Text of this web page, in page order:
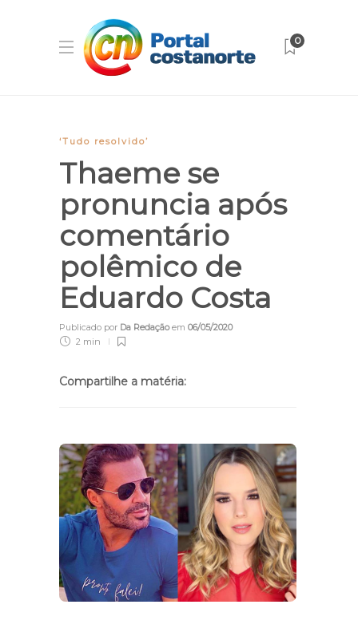
0
‘Tudo resolvido’
Thaeme se
pronuncia após
comentário
polêmico de
Eduardo Costa
Publicado por Da Redaçãoem 06/05/2020
2 min
Compartilhe a matéria: